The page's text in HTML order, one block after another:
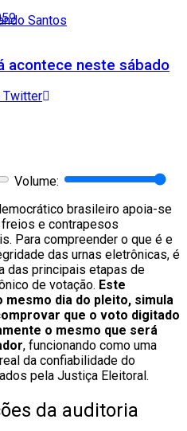
acontece neste sábado
Santos
Twitter
Volume:
brasileiro apoia-se
e contrapesos
Para compreender o que é e
das urnas eletrônicas, é
das principais etapas de
de votação. Este
dia do pleito, simula
que o voto digitado
o mesmo que será
, funcionando como uma
da confiabilidade do
pela Justiça Eleitoral.
da auditoria